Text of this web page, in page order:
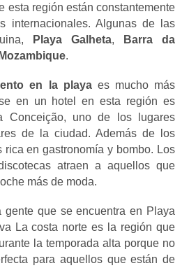
esta región están constantemente
internacionales. Algunas de las
Playa Galheta, Barra da
Mozambique.
en la playa es mucho más
en un hotel en esta región es
Conceição, uno de los lugares
de la ciudad. Además de los
rica en gastronomía y bombo. Los
atraen a aquellos que
más de moda.
gente que se encuentra en Playa
La costa norte es la región que
la temporada alta porque no
para aquellos que están de